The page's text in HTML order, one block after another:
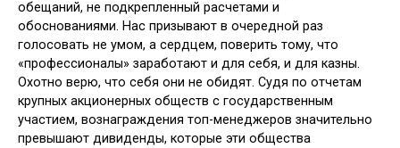
обещаний, не подкреплен­ный расчетами и
обоснованиями. Нас призывают в очередной раз
голосовать не умом, а сердцем, поверить тому, что
«профессионалы» заработают и для себя, и для казны.
Охотно верю, что себя они не обидят. Судя по отчетам
крупных акционерных обществ с го­сударственным
участием, вознаграж­дения топ-менеджеров значительно
превышают дивиденды, которые эти общества